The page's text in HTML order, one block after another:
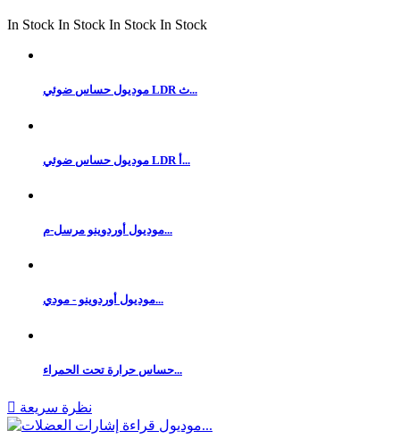
In Stock In Stock In Stock In Stock
موديول حساس ضوئي LDR ث...
موديول حساس ضوئي LDR أ...
موديول أوردوينو مرسل-م...
موديول أوردوينو - مودي...
حساس حرارة تحت الحمراء...
 نظرة سريعة